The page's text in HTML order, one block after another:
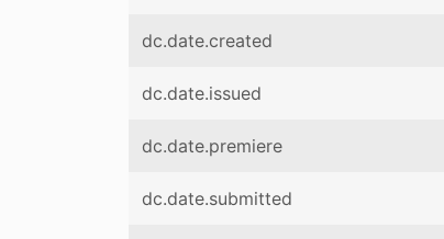
dc.date.created
dc.date.issued
dc.date.premiere
dc.date.submitted